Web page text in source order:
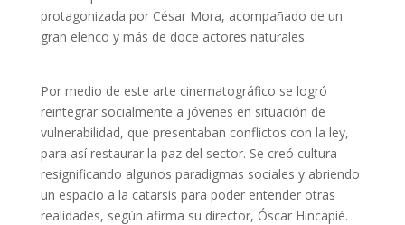
protagonizada por César Mora, acompañado de un
gran elenco y más de doce actores naturales.
Por medio de este arte cinematográfico se logró
reintegrar socialmente a jóvenes en situación de
vulnerabilidad, que presentaban conflictos con la ley,
para así restaurar la paz del sector. Se creó cultura
resignificando algunos paradigmas sociales y abriendo
un espacio a la catarsis para poder entender otras
realidades, según afirma su director, Óscar Hincapié.